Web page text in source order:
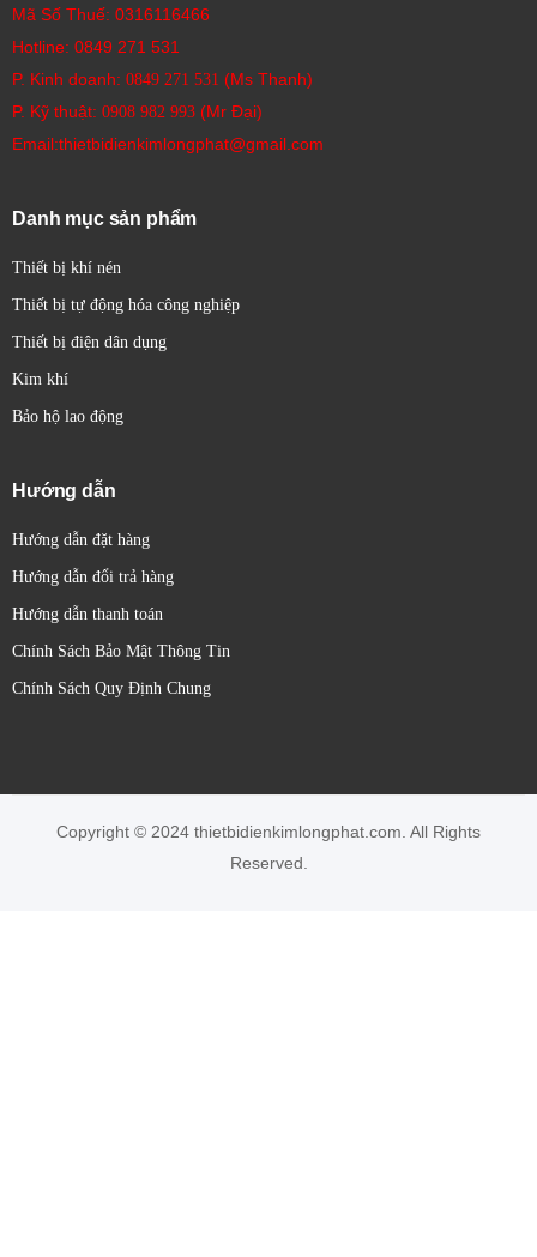
Mã Số Thuế: 0316116466
Hotline: 0849 271 531
P. Kinh doanh: 0849 271 531 (Ms Thanh)
P. Kỹ thuật: 0908 982 993​ (Mr Đại)
Email:thietbidienkimlongphat@gmail.com
Danh mục sản phẩm
Thiết bị khí nén
Thiết bị tự động hóa công nghiệp
Thiết bị điện dân dụng
Kim khí
Bảo hộ lao động
Hướng dẫn
Hướng dẫn đặt hàng
Hướng dẫn đổi trả hàng
Hướng dẫn thanh toán
Chính Sách Bảo Mật Thông Tin
Chính Sách Quy Định Chung
Copyright © 2024 thietbidienkimlongphat.com. All Rights
Reserved.